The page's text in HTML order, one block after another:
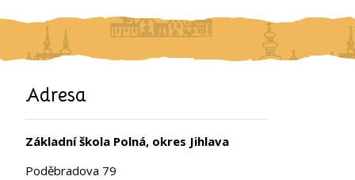
Adresa
Základní škola Polná, okres Jihlava
Poděbradova 79